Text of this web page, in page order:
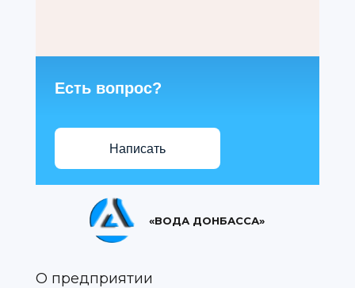
Есть вопрос?
Написать
«ВОДА ДОНБАССА»
О предприятии